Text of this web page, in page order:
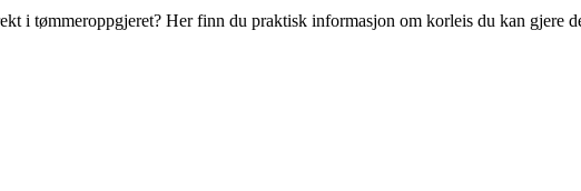
i tømmeroppgjeret? Her finn du praktisk informasjon om korleis du kan gjere